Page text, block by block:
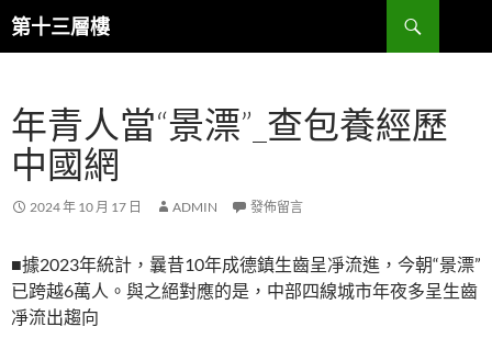
跳
至
內
第十三層樓
搜
尋
年青人當“景漂”_查包養經歷
中國網
2024 年 10 月 17 日 ADMIN 發佈留言
■據2023年統計，曩昔10年成德鎮生齒呈凈流進，今朝“景漂”
已跨越6萬人。與之絕對應的是，中部四線城市年夜多呈生齒
凈流出趨向